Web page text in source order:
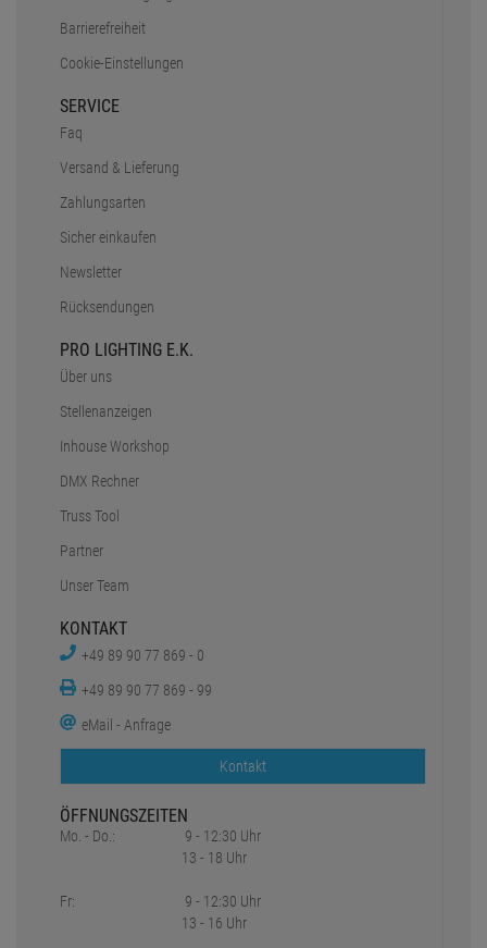
Barrierefreiheit
Cookie-Einstellungen
SERVICE
Faq
Versand & Lieferung
Zahlungsarten
Sicher einkaufen
Newsletter
Rücksendungen
PRO LIGHTING E.K.
Über uns
Stellenanzeigen
Inhouse Workshop
DMX Rechner
Truss Tool
Partner
Unser Team
KONTAKT
+49 89 90 77 869 - 0
+49 89 90 77 869 - 99
eMail - Anfrage
Kontakt
ÖFFNUNGSZEITEN
Mo. - Do.:
Fr:
9 - 12:30 Uhr
13 - 18 Uhr
9 - 12:30 Uhr
13 - 16 Uhr